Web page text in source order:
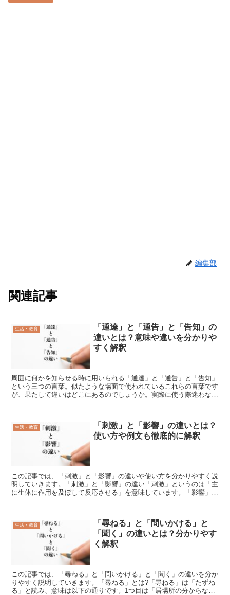
編集部
関連記事
生活・教育
「通達」と「通告」と「告知」の
違いとは？意味や違いを分かりや
すく解釈
周囲に何かを知らせる時に用いられる「通達」と「通告」と「告知」
という三つの言葉。似たような場面で使われているこれらの言葉です
が、果たして違いはどこにあるのでしょうか。実際に使う際迷わない
生活・教育
「刺激」と「影響」の違いとは？
使い方や例文も徹底的に解釈
この記事では、「刺激」と「影響」の違いや使い方を分かりやすく説
明していきます。「刺激」と「影響」の違い「刺激」というのは「主
に生体に作用を及ぼして反応させる」を意味しています。「影響」は
生活・教育
「尋ねる」と「問いかける」と
「聞く」の違いとは？分かりやす
く解釈
この記事では、「尋ねる」と「問いかける」と「聞く」の違いを分か
りやすく説明していきます。「尋ねる」とは?「尋ねる」は「たずね
る」と読み、意味は以下の通りです。1つ目は「居場所の分からない